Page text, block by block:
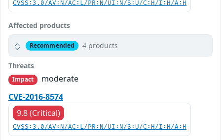
CVSS:3.0/AV:N/AC:L/PR:N/UI:N/S:U/C:H/I:H/A:H
Affected products
Recommended 4 products
Threats
Impact
moderate
CVE-2016-8574
9.8 (Critical)
CVSS:3.0/AV:N/AC:L/PR:N/UI:N/S:U/C:H/I:H/A:H